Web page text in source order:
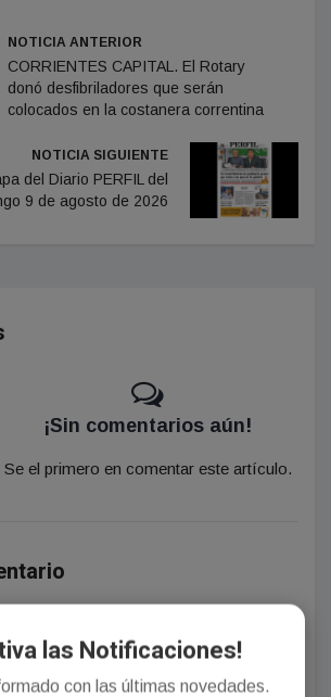
NOTICIA ANTERIOR
CORRIENTES CAPITAL. El Rotary
donó desfibriladores que serán
colocados en la costanera correntina
NOTICIA SIGUIENTE
del Diario PERFIL del
9 de agosto de 2026
¡Sin comentarios aún!
Se el primero en comentar este artículo.
las Notificaciones!
con las últimas novedades.